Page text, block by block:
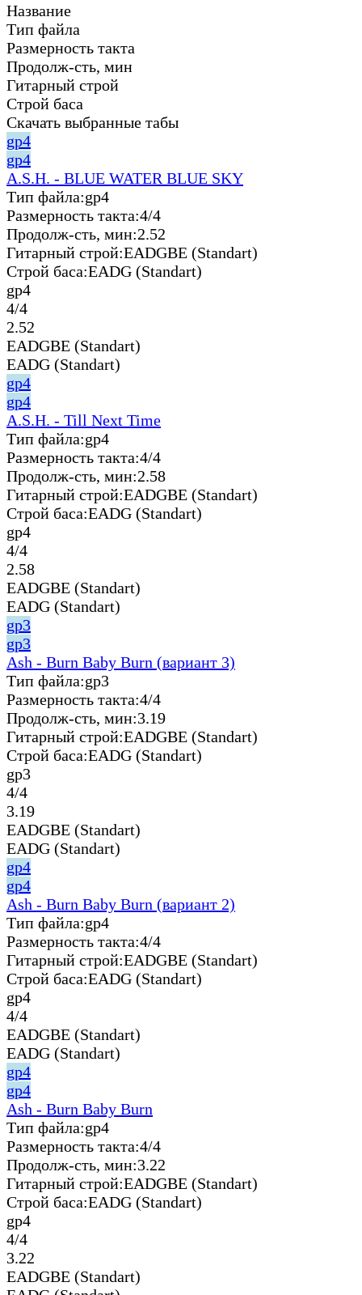
Название
Тип файла
Размерность такта
Продолж-сть, мин
Гитарный строй
Строй баса
Скачать выбранные табы
gp4
gp4
A.S.H. - BLUE WATER BLUE SKY
Тип файла:gp4
Размерность такта:4/4
Продолж-сть, мин:2.52
Гитарный строй:EADGBE (Standart)
Строй баса:EADG (Standart)
gp4
4/4
2.52
EADGBE (Standart)
EADG (Standart)
gp4
gp4
A.S.H. - Till Next Time
Тип файла:gp4
Размерность такта:4/4
Продолж-сть, мин:2.58
Гитарный строй:EADGBE (Standart)
Строй баса:EADG (Standart)
gp4
4/4
2.58
EADGBE (Standart)
EADG (Standart)
gp3
gp3
Ash - Burn Baby Burn (вариант 3)
Тип файла:gp3
Размерность такта:4/4
Продолж-сть, мин:3.19
Гитарный строй:EADGBE (Standart)
Строй баса:EADG (Standart)
gp3
4/4
3.19
EADGBE (Standart)
EADG (Standart)
gp4
gp4
Ash - Burn Baby Burn (вариант 2)
Тип файла:gp4
Размерность такта:4/4
Гитарный строй:EADGBE (Standart)
Строй баса:EADG (Standart)
gp4
4/4
EADGBE (Standart)
EADG (Standart)
gp4
gp4
Ash - Burn Baby Burn
Тип файла:gp4
Размерность такта:4/4
Продолж-сть, мин:3.22
Гитарный строй:EADGBE (Standart)
Строй баса:EADG (Standart)
gp4
4/4
3.22
EADGBE (Standart)